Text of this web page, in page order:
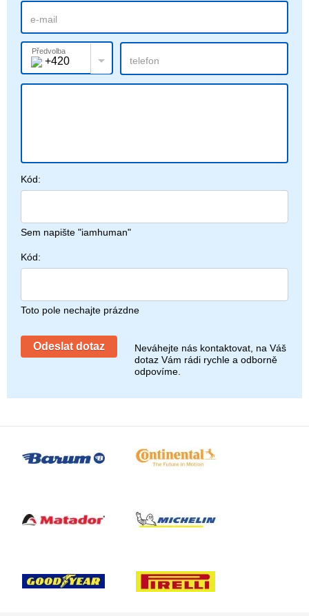
Předvolba
+420
Kód:
Sem napište "iamhuman"
Kód:
Toto pole nechajte prázdne
Neváhejte nás kontaktovat, na Váš
dotaz Vám rádi rychle a odborně
odpovíme.